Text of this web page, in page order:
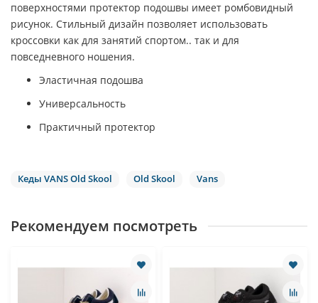
поверхностями протектор подошвы имеет ромбовидный
рисунок. Стильный дизайн позволяет использовать
кроссовки как для занятий спортом.. так и для
повседневного ношения.
Эластичная подошва
Универсальность
Практичный протектор
Кеды VANS Old Skool Old Skool Vans
Рекомендуем посмотреть